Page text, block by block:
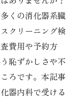
くの消化器系臓
クリーニング検
費用や予約方
恥ずかしさや不
ろです。本記事
器内科で受ける